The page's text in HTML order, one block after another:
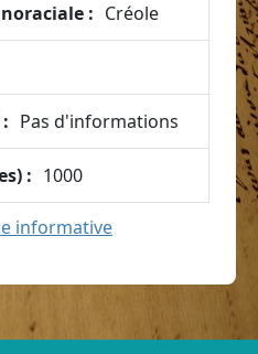
: Créole
Pas d'informations
: 1000
informative